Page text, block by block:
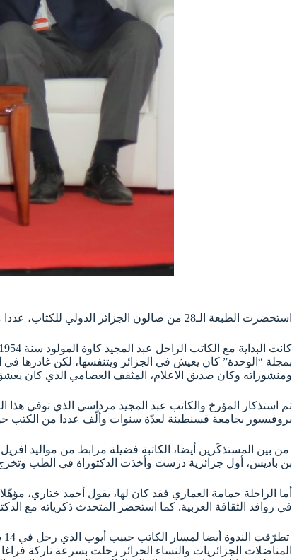
استحضرت الطبعة الـ28 من صالون الجزائر الدولي للكتاب، عددا من المثقفين الجزائريين، الذين ترجّلوا، وافتقدهم عالم الثقافة والفكر والأدب.
بمجلة “الوحدة” كان يعيش في الجزائر ويتنفسها، لكن غادرها
ومنشوراته وكان صديق الاعلام، المثقف العصامي الذي كان
بروفيسور بجامعة قسنطينة لعدّة سنوات وألّف عددا من الكتب
بن باديس، أول جزائرية درست وأخذت الدكتوراة في الطب وتخرج
أما الراحلة حمامة العماري فقد كان لها، يقول أحمد ختاري،
في روافد الثقافة العربية. كما استحضر المتحدث ذكرياته مع
المناضلات الجزائريات والنساء الحرائر رحلت بسرعة تاركة